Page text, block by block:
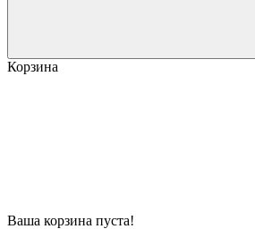
Корзина
Ваша корзина пуста!